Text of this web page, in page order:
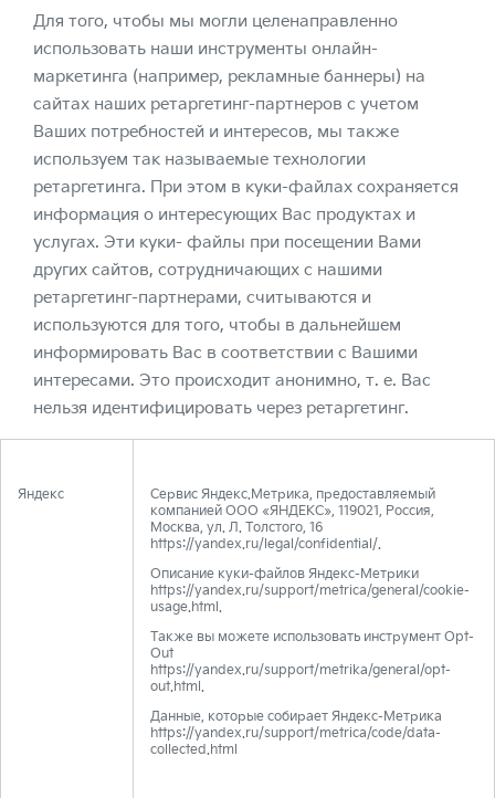
Для того, чтобы мы могли целенаправленно
использовать наши инструменты онлайн-
маркетинга (например, рекламные баннеры) на
сайтах наших ретаргетинг-партнеров с учетом
Ваших потребностей и интересов, мы также
используем так называемые технологии
ретаргетинга. При этом в куки-файлах сохраняется
информация о интересующих Вас продуктах и
услугах. Эти куки- файлы при посещении Вами
других сайтов, сотрудничающих с нашими
ретаргетинг-партнерами, считываются и
используются для того, чтобы в дальнейшем
информировать Вас в соответствии с Вашими
интересами. Это происходит анонимно, т. е. Вас
нельзя идентифицировать через ретаргетинг.
Яндекс
Сервис Яндекс.Метрика, предоставляемый
компанией ООО «ЯНДЕКС», 119021, Россия,
Москва, ул. Л. Толстого, 16
https://yandex.ru/legal/confidential/.
Описание куки-файлов Яндекс-Метрики
https://yandex.ru/support/metrica/general/cookie-
usage.html.
Также вы можете использовать инструмент Opt-
Out
https://yandex.ru/support/metrika/general/opt-
out.html.
Данные, которые собирает Яндекс-Метрика
https://yandex.ru/support/metrica/code/data-
collected.html